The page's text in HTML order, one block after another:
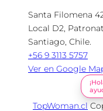
Santa Filomena
Local D2,
Santiago, Chile.
+56 9 3113 5757
Ver en Google
TopWoman.cl